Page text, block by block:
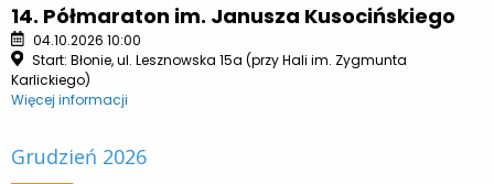
14. Półmaraton im. Janusza Kusocińskiego
04.10.2026 10:00
Start: Błonie, ul. Lesznowska 15a (przy Hali im. Zygmunta
Karlickiego)
Więcej informacji
Grudzień 2026